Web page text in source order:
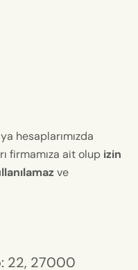
hesaplarımızda
firmamıza ait olup izin
ve
22, 27000